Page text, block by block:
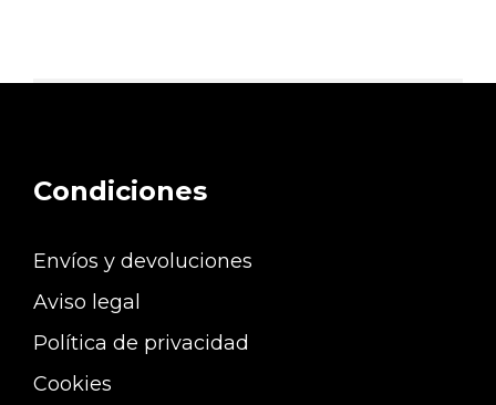
Condiciones
Envíos y devoluciones
Aviso legal
Política de privacidad
Cookies